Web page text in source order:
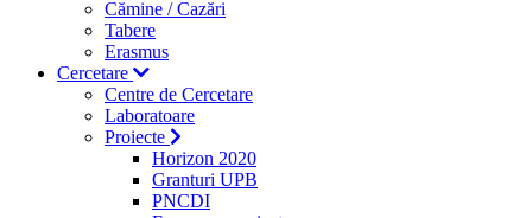
Cămine / Cazări
Tabere
Erasmus
Cercetare
Centre de Cercetare
Laboratoare
Proiecte
Horizon 2020
Granturi UPB
PNCDI